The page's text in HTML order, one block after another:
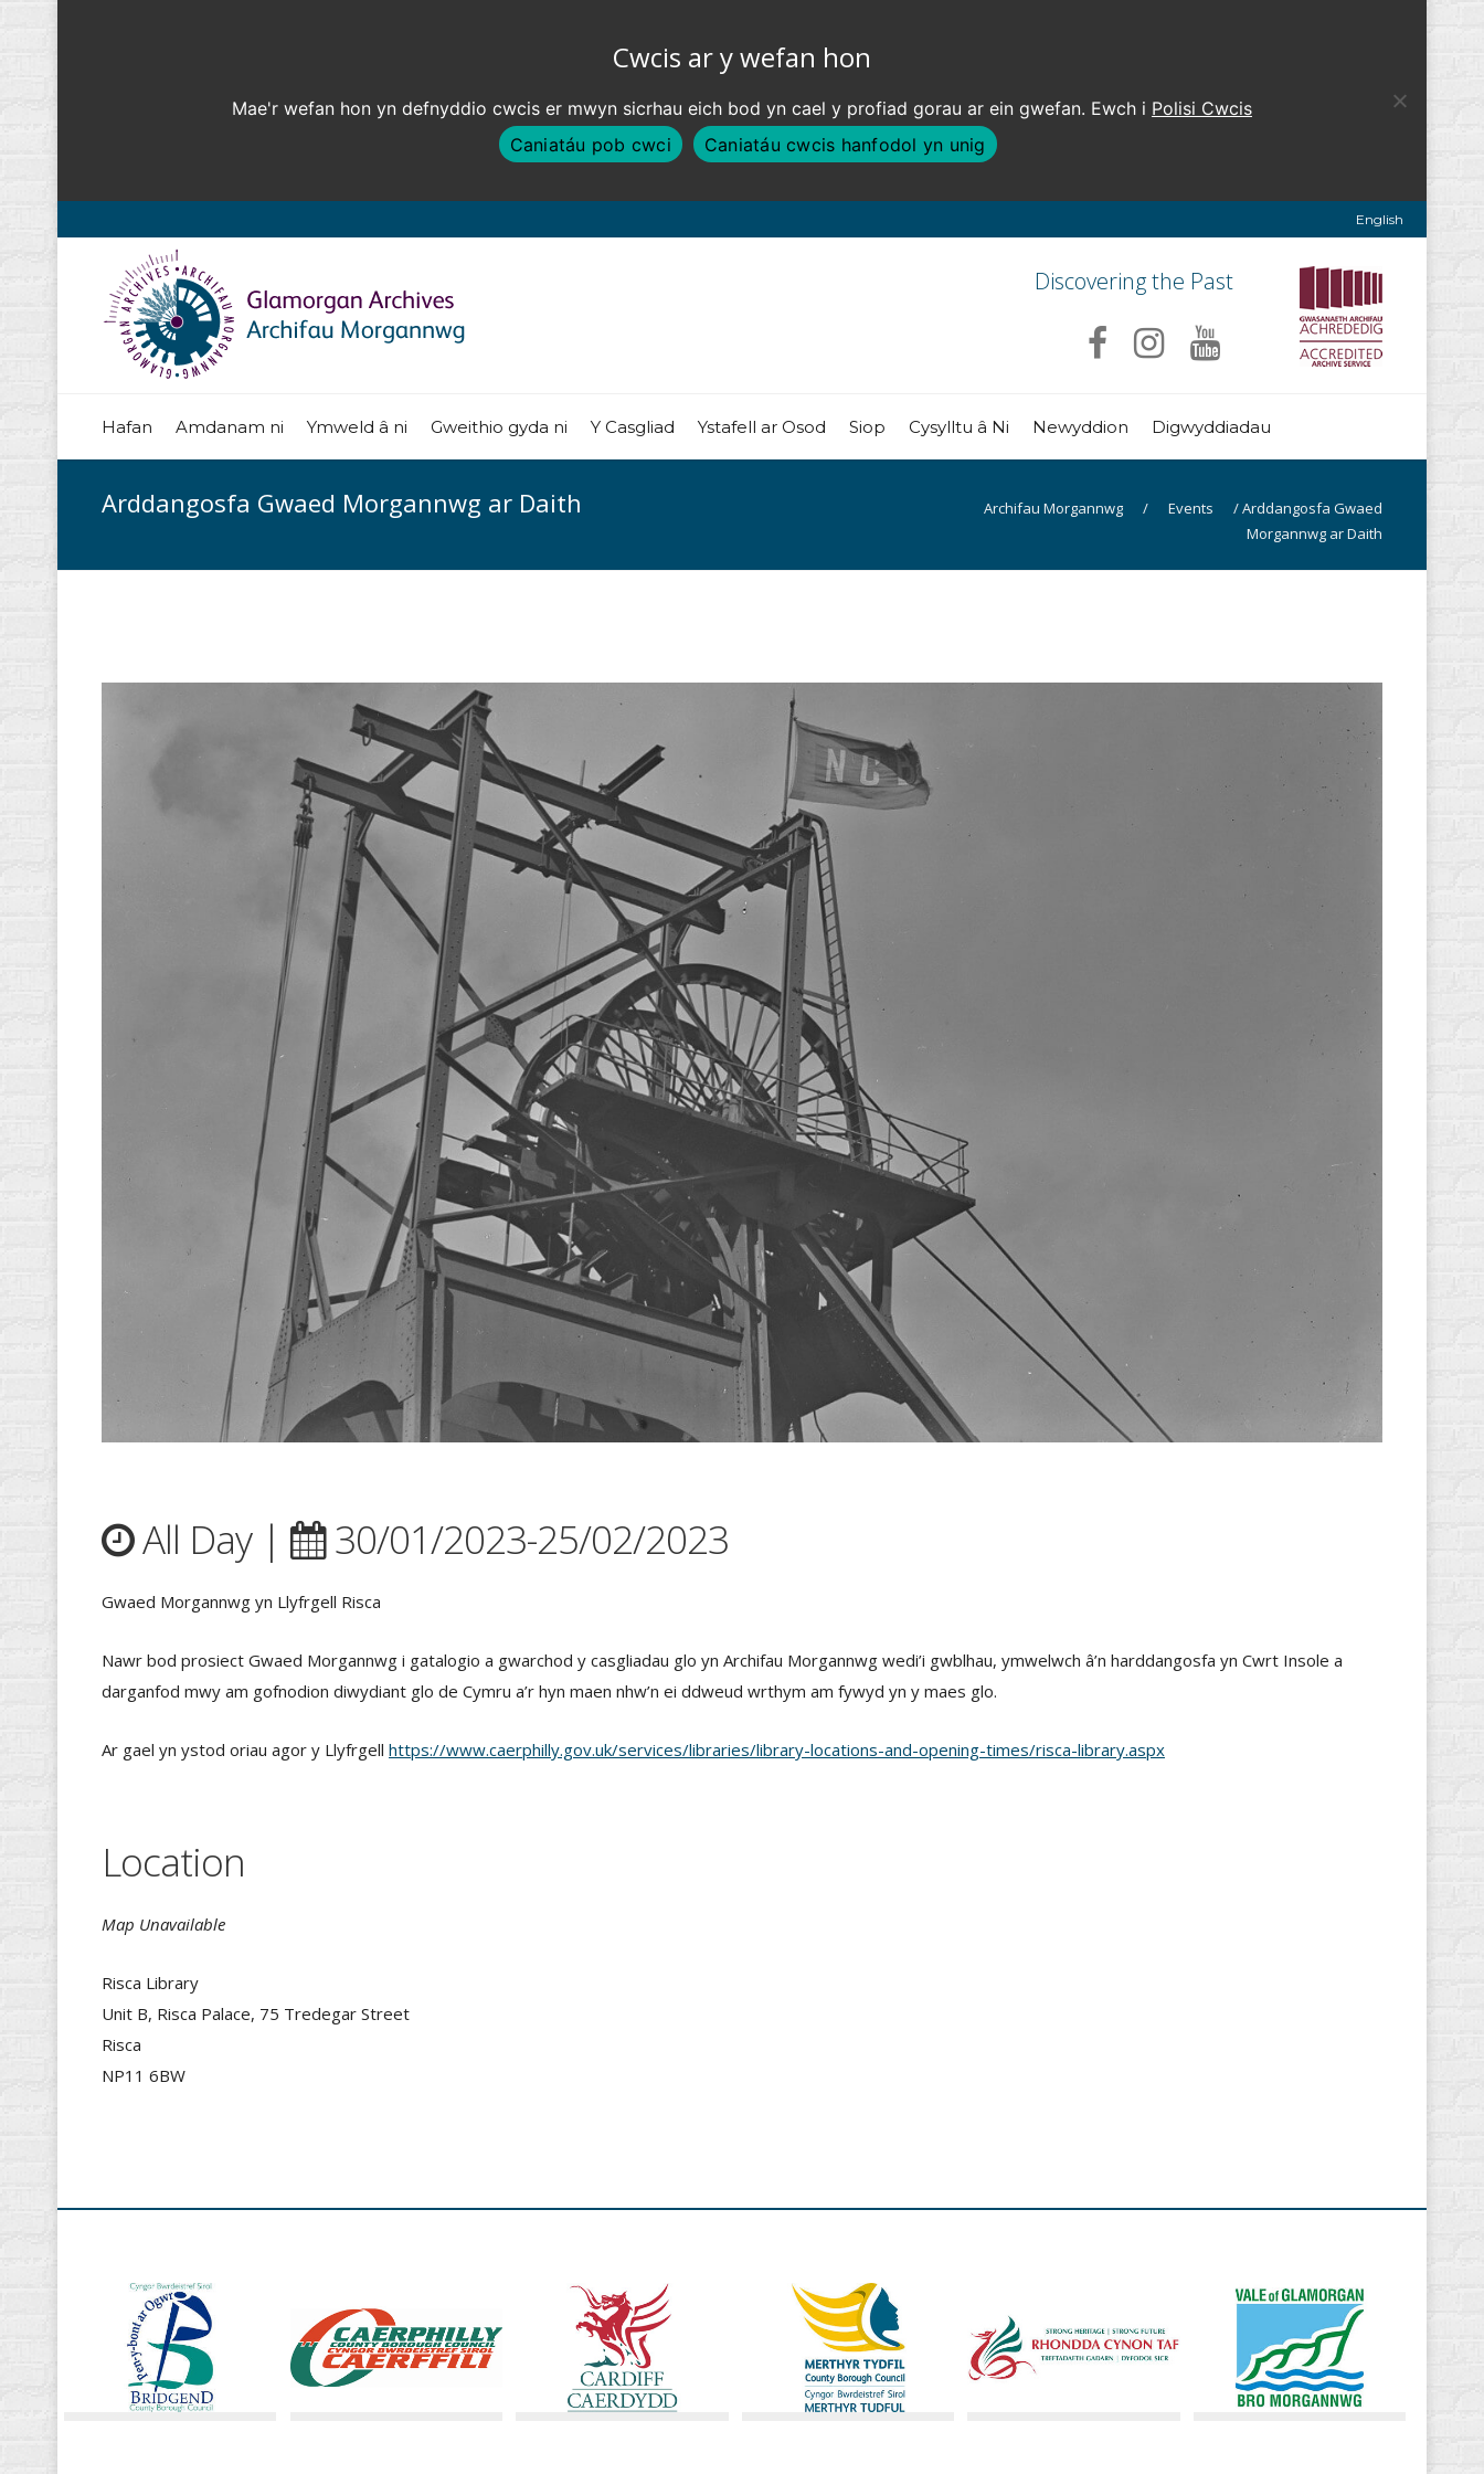
Cwcis ar y wefan hon
Mae'r wefan hon yn defnyddio cwcis er mwyn sicrhau eich bod yn cael y profiad gorau ar ein gwefan. Ewch i Polisi Cwcis
Caniatáu pob cwci
Caniatáu cwcis hanfodol yn unig
English
Discovering the Past
Hafan Amdanam ni Ymweld â ni Gweithio gyda ni Y Casgliad Ystafell ar Osod Siop Cysylltu â Ni Newyddion Digwyddiadau
Arddangosfa Gwaed Morgannwg ar Daith Archifau Morgannwg / Events /Arddangosfa Gwaed
Morgannwg ar Daith
All Day | 30/01/2023-25/02/2023
Gwaed Morgannwg yn Llyfrgell Risca
Nawr bod prosiect Gwaed Morgannwg i gatalogio a gwarchod y casgliadau glo yn Archifau Morgannwg wedi’i gwblhau, ymwelwch â’n harddangosfa yn Cwrt Insole a
darganfod mwy am gofnodion diwydiant glo de Cymru a’r hyn maen nhw’n ei ddweud wrthym am fywyd yn y maes glo.
Ar gael yn ystod oriau agor y Llyfrgell https://www.caerphilly.gov.uk/services/libraries/library-locations-and-opening-times/risca-library.aspx
Location
Map Unavailable
Risca Library
Unit B, Risca Palace, 75 Tredegar Street
Risca
NP11 6BW